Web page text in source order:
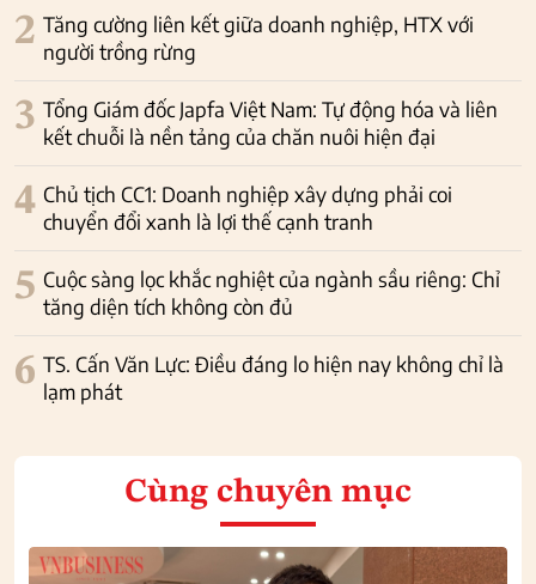
2 Tăng cường liên kết giữa doanh nghiệp, HTX với
người trồng rừng
3 Tổng Giám đốc Japfa Việt Nam: Tự động hóa và liên
kết chuỗi là nền tảng của chăn nuôi hiện đại
4 Chủ tịch CC1: Doanh nghiệp xây dựng phải coi
chuyển đổi xanh là lợi thế cạnh tranh
5 Cuộc sàng lọc khắc nghiệt của ngành sầu riêng: Chỉ
tăng diện tích không còn đủ
6 TS. Cấn Văn Lực: Điều đáng lo hiện nay không chỉ là
lạm phát
Cùng chuyên mục